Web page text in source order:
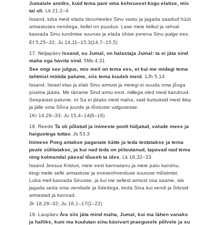
Jumalale anniks, kuid tema pani oma kehvusest kogu elatise, mis
tal oli.Lk 21,2–4
Issand, luba meid elada tänumeeles Sinu vastu ja jagada saadud hüüt
armastuses nendega, kellel on puudus. Lase meie kirikul ja rahval
kasvada Sinu tundmise suunas ja elada ühise perena Sinu palge ees.
Ef 5,25–32; Ju 14,11–15,3(14,7–15,5)
17. NeljapäevIssand, su Jumal, on halastaja Jumal: ta ei jäta sind
maha ega hävita sind.5Ms 4,31
See ongi see julgus, mis meil on tema ees, et kui me midagi tema
tahtmist mööda palume, siis tema kuuleb meid. 1Jh 5,14
Issand, Iisrael elas ja elab Sinu armust ja meiegi ei suuda oma jõuga
püsima jääda. Me täname Sind armu eest, millega oled meid kandnud.
Seepärast palume, et Sa ei jätaks meid maha, vaid kutsuksid meid ikka
ja jälle oma Sõna juurde ja tõotuste valgusesse.
1Kr 14,26–33; Ju 15,4–14(6–16)
18. ReedeTa oli põlatud ja inimeste poolt hüljatud, valude mees ja
haigustega tuttav.Js 53,3
Inimese Poeg antakse paganate kätte ja teda teotatakse ja tema
peale sülitatakse, ja kui nad teda on piitsutanud, tapavad nad tema
ning kolmandal päeval tõuseb ta üles.Lk 18,32–33
Issand Jeesus Kristus, meie eest kannatanu ja meie patu kandnu,
kingi meile selle armastuse ja eneseohverduse suuruse mõistmist.
Luba meil kasvada Sinusse, ja kui me sellest armust osa saame, siis
jagada seda oma vendade ja õdedega, keda Sina kui vendi ja õdesid
armastad ja kannad.
Jh 18,28–32; Ju 16,1–17(1–22)
19. LaupäevÄra siis jäta mind maha, Jumal, kui ma lähen vanaks
ja halliks, kuni ma kuulutan sinu käsivart praegusele põlvele ja su